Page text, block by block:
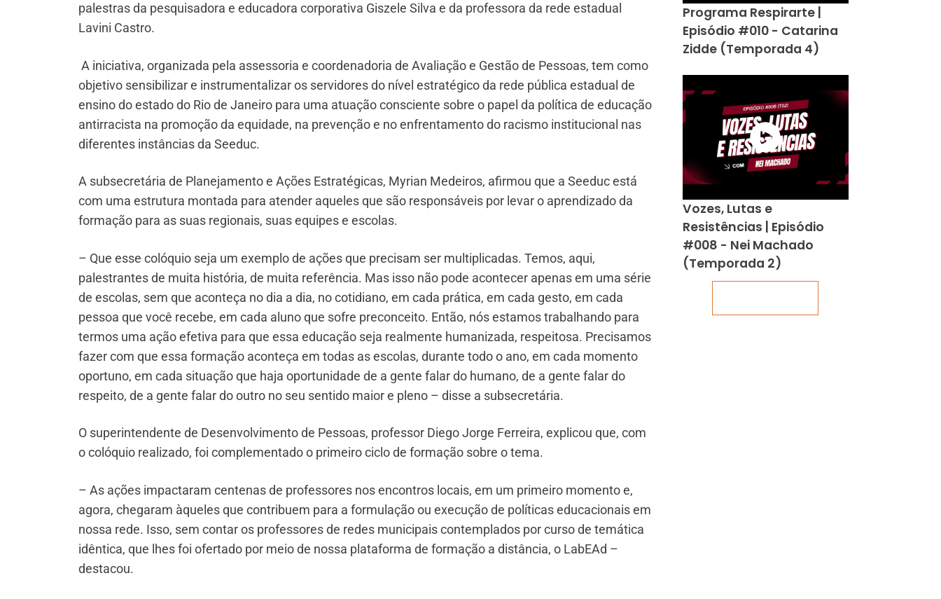
palestras da pesquisadora e educadora corporativa Giszele Silva e da professora da rede estadual
Lavini Castro.
A iniciativa, organizada pela assessoria e coordenadoria de Avaliação e Gestão de Pessoas, tem como
objetivo sensibilizar e instrumentalizar os servidores do nível estratégico da rede pública estadual de
ensino do estado do Rio de Janeiro para uma atuação consciente sobre o papel da política de educação
antirracista na promoção da equidade, na prevenção e no enfrentamento do racismo institucional nas
diferentes instâncias da Seeduc.
A subsecretária de Planejamento e Ações Estratégicas, Myrian Medeiros, afirmou que a Seeduc está
com uma estrutura montada para atender aqueles que são responsáveis por levar o aprendizado da
formação para as suas regionais, suas equipes e escolas.
– Que esse colóquio seja um exemplo de ações que precisam ser multiplicadas. Temos, aqui,
palestrantes de muita história, de muita referência. Mas isso não pode acontecer apenas em uma série
de escolas, sem que aconteça no dia a dia, no cotidiano, em cada prática, em cada gesto, em cada
pessoa que você recebe, em cada aluno que sofre preconceito. Então, nós estamos trabalhando para
termos uma ação efetiva para que essa educação seja realmente humanizada, respeitosa. Precisamos
fazer com que essa formação aconteça em todas as escolas, durante todo o ano, em cada momento
oportuno, em cada situação que haja oportunidade de a gente falar do humano, de a gente falar do
respeito, de a gente falar do outro no seu sentido maior e pleno – disse a subsecretária.
O superintendente de Desenvolvimento de Pessoas, professor Diego Jorge Ferreira, explicou que, com
o colóquio realizado, foi complementado o primeiro ciclo de formação sobre o tema.
– As ações impactaram centenas de professores nos encontros locais, em um primeiro momento e,
agora, chegaram àqueles que contribuem para a formulação ou execução de políticas educacionais em
nossa rede. Isso, sem contar os professores de redes municipais contemplados por curso de temática
idêntica, que lhes foi ofertado por meio de nossa plataforma de formação a distância, o LabEAd –
destacou.
Programa Respirarte |
Episódio #010 - Catarina
Zidde (Temporada 4)
Vozes, Lutas e
Resistências | Episódio
#008 - Nei Machado
(Temporada 2)